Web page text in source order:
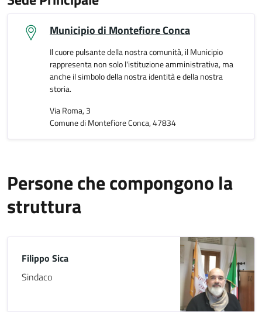
Municipio di Montefiore Conca
Il cuore pulsante della nostra comunità, il Municipio
rappresenta non solo l'istituzione amministrativa, ma
anche il simbolo della nostra identità e della nostra
storia.
Via Roma, 3
Comune di Montefiore Conca, 47834
Persone che compongono la
struttura
Filippo Sica
Sindaco